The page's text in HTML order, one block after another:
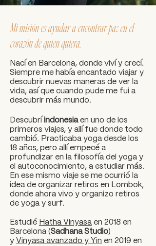
Mi misión es ayudar a encontrar paz en el
corazón de quien quiera.
Nací en Barcelona, donde viví y crecí.
Siempre me había encantado viajar y
descubrir nuevas maneras de ver la
vida, así que cuando pude me fui a
descubrir más mundo.
Descubrí indonesiaen uno de los
primeros viajes, y allí fue donde todo
cambió. Practicaba yoga desde los
18 años, pero allí empecé a
profundizar en la filosofía del yoga y
el autoconocimiento, a estudiar más.
En ese mismo viaje se me ocurrió la
idea de organizar retiros en Lombok,
donde ahora vivo y organizo retiros
de yoga y surf.
Estudié Hatha Vinyasa en 2018 en
Barcelona (Sadhana Studio)
y Vinyasa avanzado y Yin en 2019 en